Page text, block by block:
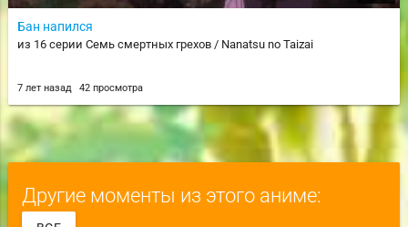
Бан напился
из 16 серии Семь смертных грехов / Nanatsu no Taizai
7 лет назад 42 просмотра
Другие моменты из этого аниме: